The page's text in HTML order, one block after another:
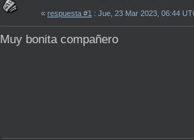
« respuesta #1 : Jue, 23 Mar 2023, 06:44
Muy bonita compañero